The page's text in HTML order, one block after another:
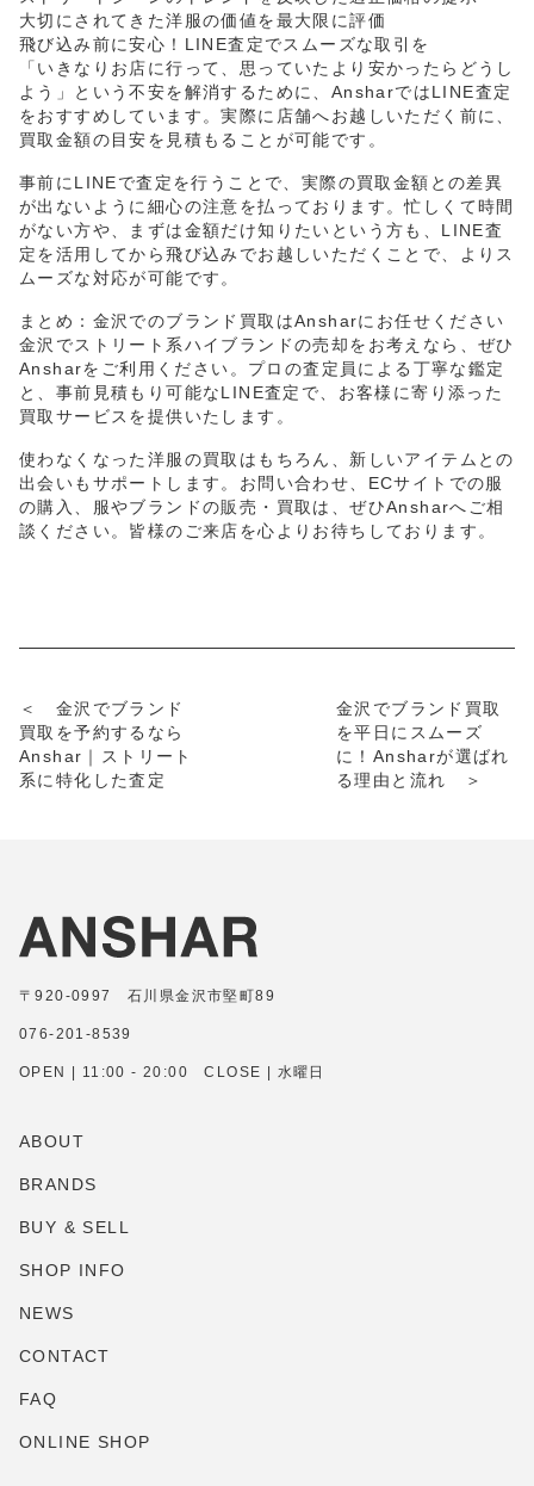
大切にされてきた洋服の価値を最大限に評価
飛び込み前に安心！LINE査定でスムーズな取引を
「いきなりお店に行って、思っていたより安かったらどうし
よう」という不安を解消するために、AnsharではLINE査定
をおすすめしています。実際に店舗へお越しいただく前に、
買取金額の目安を見積もることが可能です。
事前にLINEで査定を行うことで、実際の買取金額との差異
が出ないように細心の注意を払っております。忙しくて時間
がない方や、まずは金額だけ知りたいという方も、LINE査
定を活用してから飛び込みでお越しいただくことで、よりス
ムーズな対応が可能です。
まとめ：金沢でのブランド買取はAnsharにお任せください
金沢でストリート系ハイブランドの売却をお考えなら、ぜひ
Ansharをご利用ください。プロの査定員による丁寧な鑑定
と、事前見積もり可能なLINE査定で、お客様に寄り添った
買取サービスを提供いたします。
使わなくなった洋服の買取はもちろん、新しいアイテムとの
出会いもサポートします。お問い合わせ、ECサイトでの服
の購入、服やブランドの販売・買取は、ぜひAnsharへご相
談ください。皆様のご来店を心よりお待ちしております。
＜ 金沢でブランド
買取を予約するなら
Anshar｜ストリート
系に特化した査定
金沢でブランド買取
を平日にスムーズ
に！Ansharが選ばれ
る理由と流れ ＞
〒920-0997 石川県金沢市堅町89
076-201-8539
OPEN | 11:00 - 20:00 CLOSE | 水曜日
ABOUT
BRANDS
BUY & SELL
SHOP INFO
NEWS
CONTACT
FAQ
ONLINE SHOP